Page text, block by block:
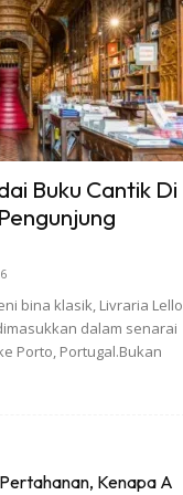
Buku Cantik Di
bina klasik, Livraria Lello
dalam senarai
Porto, Portugal.Bukan
Kenapa A